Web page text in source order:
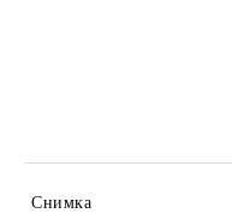
Снимка